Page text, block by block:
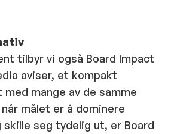
tilbyr vi også Board Impact
aviser, et kompakt
mange av de samme
målet er å dominere
seg tydelig ut, er Board